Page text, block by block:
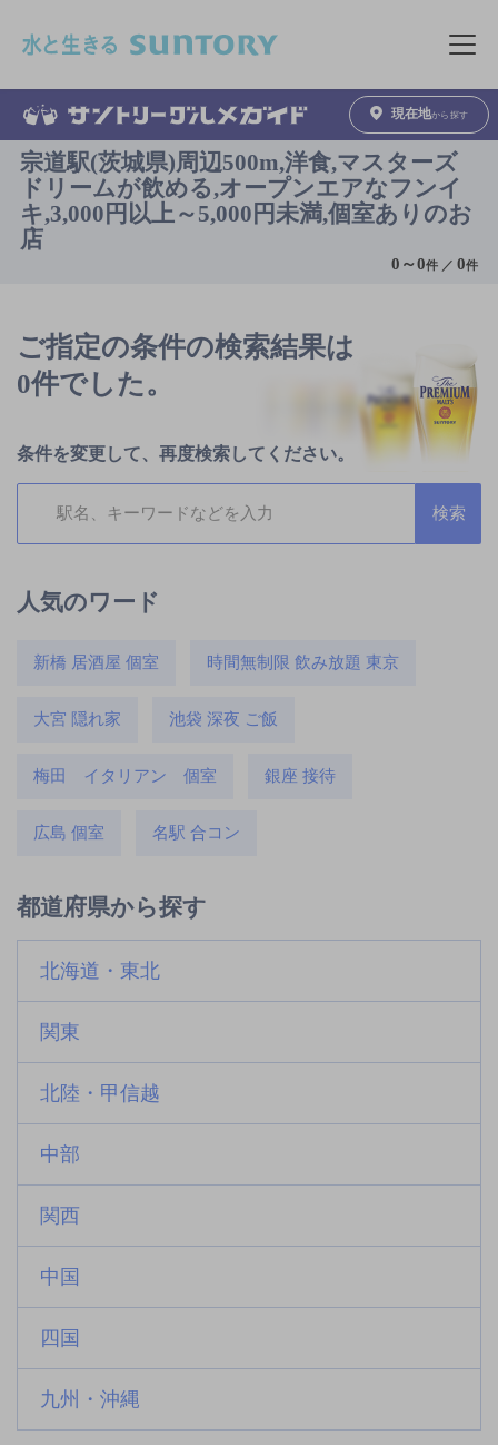
メニュ
現在地から探す
宗道駅(茨城県)周辺500m,洋食,マスターズ
ドリームが飲める,オープンエアなフンイ
キ,3,000円以上～5,000円未満,個室ありのお
店
0 ～0件 ／0件
ご指定の条件の検索結果は
0件でした。
条件を変更して、再度検索してください。
人気のワード
新橋 居酒屋 個室 時間無制限 飲み放題 東京
大宮 隠れ家 池袋 深夜 ご飯
梅田 イタリアン 個室 銀座 接待
広島 個室 名駅 合コン
都道府県から探す
北海道・東北
関東
北陸・甲信越
中部
関西
中国
四国
九州・沖縄